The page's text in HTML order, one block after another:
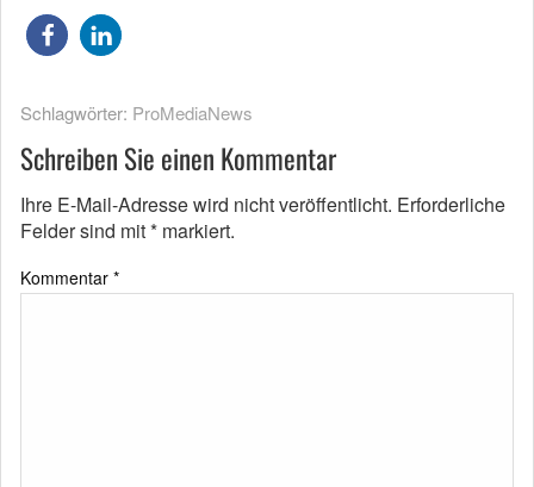
Schlagwörter: ProMediaNews
Schreiben Sie einen Kommentar
Ihre E-Mail-Adresse wird nicht veröffentlicht. Erforderliche
Felder sind mit* markiert.
Kommentar *